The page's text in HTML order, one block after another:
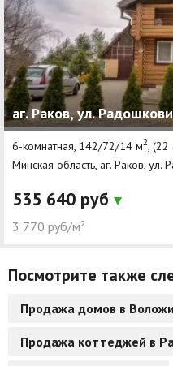
аг. Раков, ул.
6-комнатная, 142/72/14 м2 ,
Минская область, аг. Раков, ул.
535 640 руб
3 770 руб/м²
Посмотрите также
Продажа домов в
Продажа коттеджей в